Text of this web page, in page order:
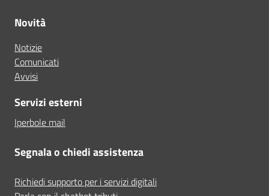
Novità
Notizie
Comunicati
Avvisi
Servizi esterni
Iperbole mail
Segnala o chiedi assistenza
Richiedi supporto per i servizi digitali